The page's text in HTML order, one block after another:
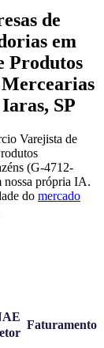
de
em
Produtos
SP
Varejista de
(G-4712-
nossa própria IA.
do mercado
Faturamento